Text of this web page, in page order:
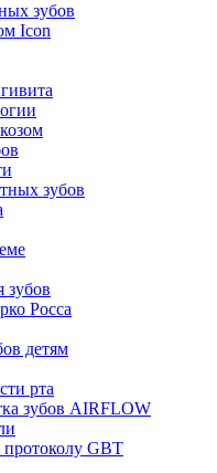
зубов
Icon
зубов
зубов
Росса
детям
рта
зубов AIRFLOW
протоколу GBT